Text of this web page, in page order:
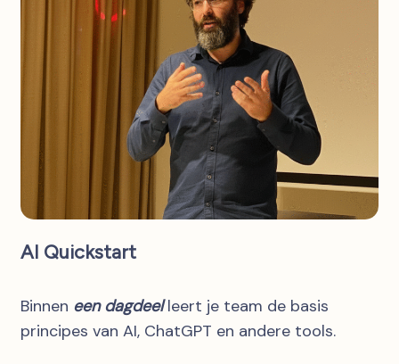
AI Quickstart
Binnen een dagdeelleert je team de basis
principes van AI, ChatGPT en andere tools.